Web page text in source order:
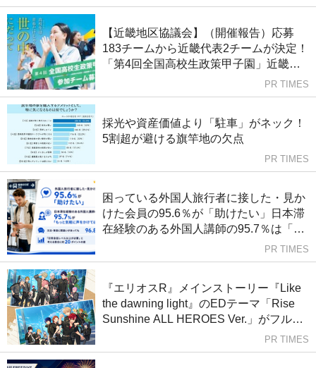
【近畿地区協議会】（開催報告）応募
183チームから近畿代表2チームが決定！
「第4回全国高校生政策甲子園」近畿地
区予選を神戸市会本会議場で開催PR TIMES
採光や資産価値より「駐車」がネック！
5割超が避ける旗竿地の欠点
PR TIMES
困っている外国人旅行者に接した・見か
けた会員の95.6％が「助けたい」日本滞
在経験のある外国人講師の95.7％は「も
PR TIMES
『エリオスR』メインストーリー『Like
the dawning light』のEDテーマ「Rise
Sunshine ALL HEROES Ver.」がフルサ
PR TIMES